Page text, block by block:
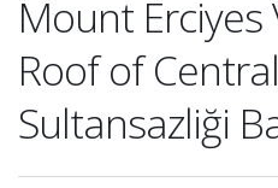
Mount Erciyes
Roof of
Sultansazliği